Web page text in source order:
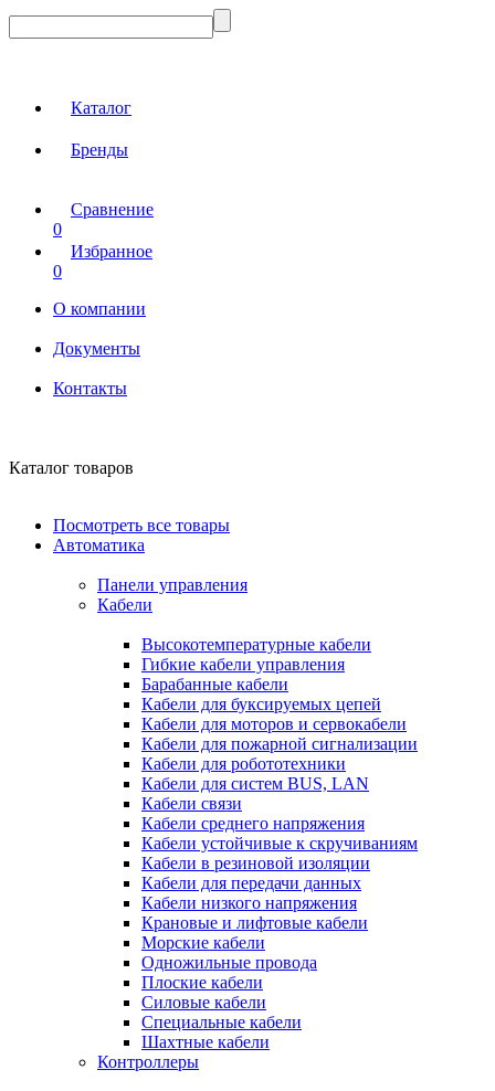
Каталог
Бренды
Сравнение
0
Избранное
0
О компании
Документы
Контакты
Каталог товаров
Посмотреть все товары
Автоматика
Панели управления
Кабели
Высокотемпературные кабели
Гибкие кабели управления
Барабанные кабели
Кабели для буксируемых цепей
Кабели для моторов и сервокабели
Кабели для пожарной сигнализации
Кабели для робототехники
Кабели для систем BUS, LAN
Кабели связи
Кабели среднего напряжения
Кабели устойчивые к скручиваниям
Кабели в резиновой изоляции
Кабели для передачи данных
Кабели низкого напряжения
Крановые и лифтовые кабели
Морские кабели
Одножильные провода
Плоские кабели
Силовые кабели
Специальные кабели
Шахтные кабели
Контроллеры